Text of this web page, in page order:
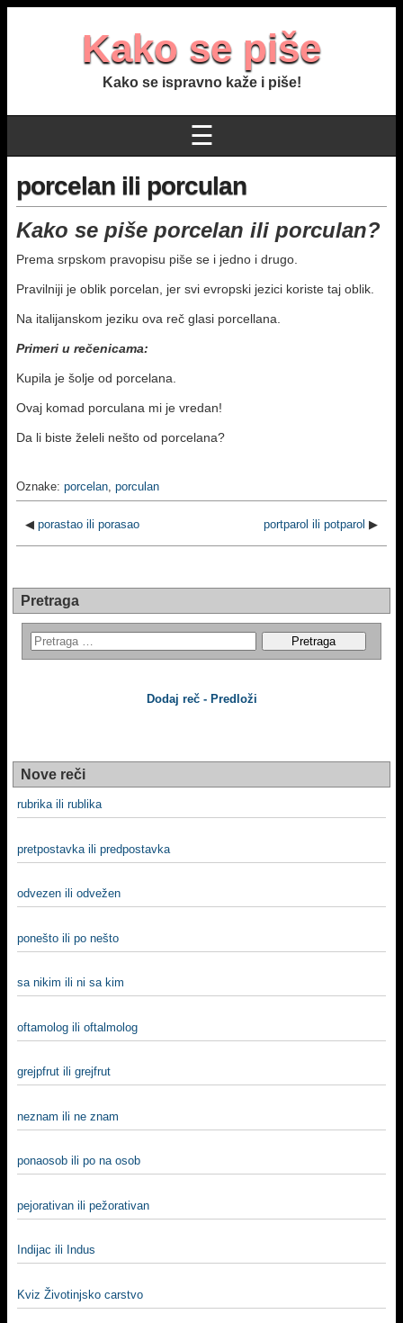
Kako se piše
Kako se ispravno kaže i piše!
☰
porcelan ili porculan
Kako se piše porcelan ili porculan?
Prema srpskom pravopisu piše se i jedno i drugo.
Pravilniji je oblik porcelan, jer svi evropski jezici koriste taj oblik.
Na italijanskom jeziku ova reč glasi porcellana.
Primeri u rečenicama:
Kupila je šolje od porcelana.
Ovaj komad porculana mi je vredan!
Da li biste želeli nešto od porcelana?
Oznake: porcelan, porculan
◀ porastao ili porasao portparol ili potparol ▶
Pretraga
Dodaj reč - Predloži
Nove reči
rubrika ili rublika
pretpostavka ili predpostavka
odvezen ili odvežen
ponešto ili po nešto
sa nikim ili ni sa kim
oftamolog ili oftalmolog
grejpfrut ili grejfrut
neznam ili ne znam
ponaosob ili po na osob
pejorativan ili pežorativan
Indijac ili Indus
Kviz Životinjsko carstvo